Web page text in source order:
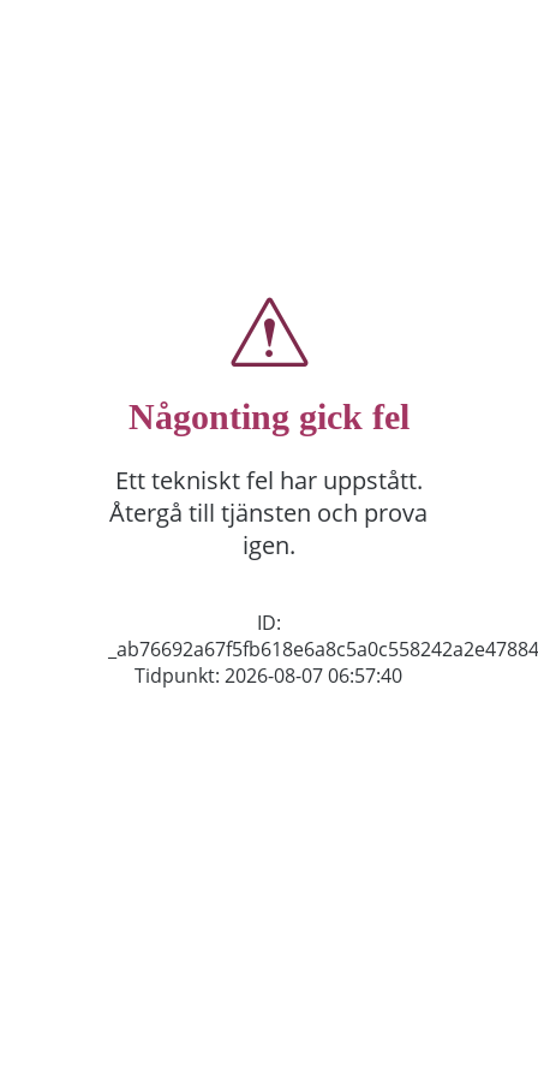
Någonting gick fel
Ett tekniskt fel har uppstått.
Återgå till tjänsten och prova
igen.
ID:
_ab76692a67f5fb618e6a8c5a0c558242a2e47884
Tidpunkt: 2026-08-07 06:57:40